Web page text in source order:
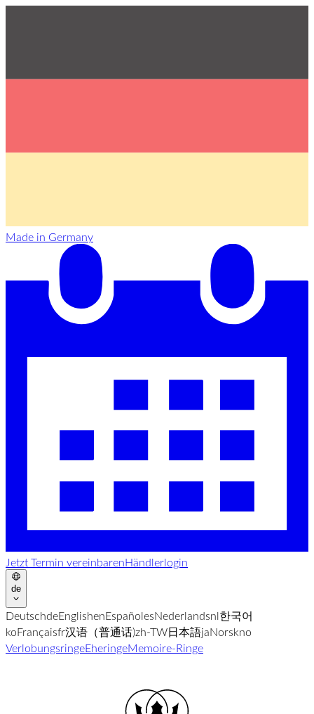
Made in Germany
Jetzt Termin vereinbarenHändlerlogin
de
DeutschdeEnglishenEspañolesNederlandsnl한국어
koFrançaisfr汉语（普通话)zh-TW日本語jaNorskno
VerlobungsringeEheringeMemoire-Ringe